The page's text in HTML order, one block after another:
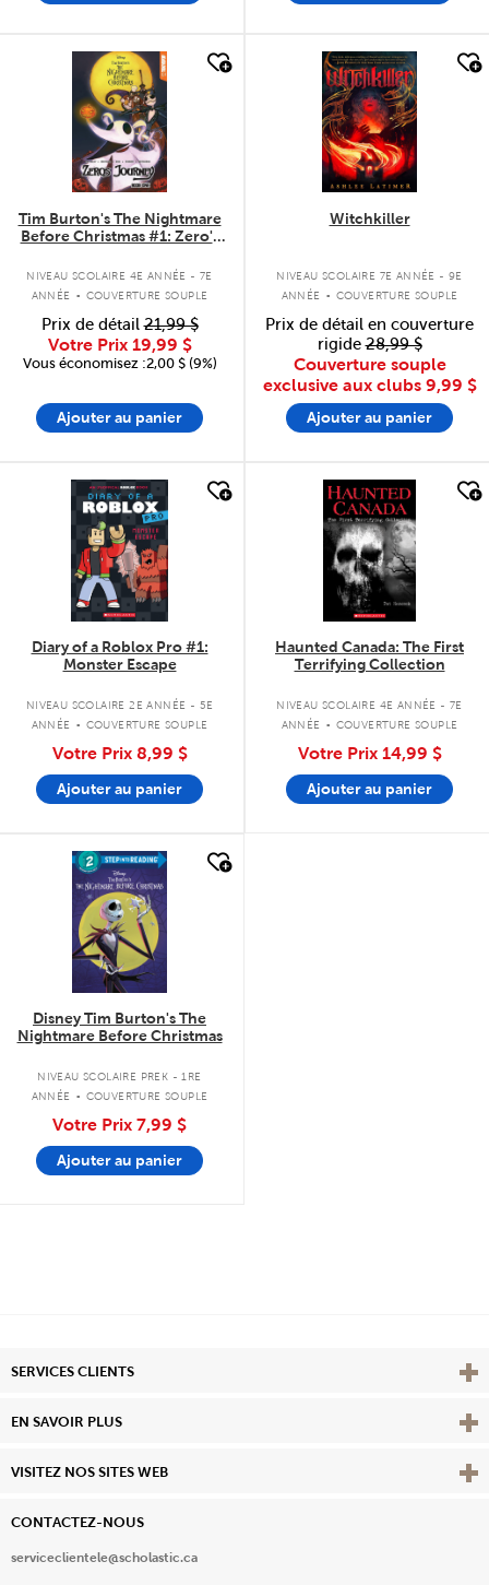
quick look
Tim Burton's The Nightmare
Before Christmas #1: Zero's
NIVEAU SCOLAIRE 4E ANNÉE - 7E
ANNÉE . COUVERTURE SOUPLE
Prix de détail21,99 $
Votre Prix 19,99 $
Vous économisez :2,00 $ (9%)
Ajouter au panier
quick look
Witchkiller
NIVEAU SCOLAIRE 7E ANNÉE - 9E
ANNÉE . COUVERTURE SOUPLE
Prix de détail en couverture
rigide28,99 $
Couverture souple
exclusive aux clubs 9,99 $
Ajouter au panier
quick look
Diary of a Roblox Pro #1:
Monster Escape
NIVEAU SCOLAIRE 2E ANNÉE - 5E
ANNÉE . COUVERTURE SOUPLE
Votre Prix 8,99 $
Ajouter au panier
quick look
Haunted Canada: The First
Terrifying Collection
NIVEAU SCOLAIRE 4E ANNÉE - 7E
ANNÉE . COUVERTURE SOUPLE
Votre Prix 14,99 $
Ajouter au panier
quick look
Disney Tim Burton's The
Nightmare Before Christmas
NIVEAU SCOLAIRE PREK - 1RE
ANNÉE . COUVERTURE SOUPLE
Votre Prix 7,99 $
Ajouter au panier
SERVICES CLIENTS
EN SAVOIR PLUS View
VISITEZ NOS SITES WEB
CONTACTEZ-NOUS
serviceclientele@scholastic.ca